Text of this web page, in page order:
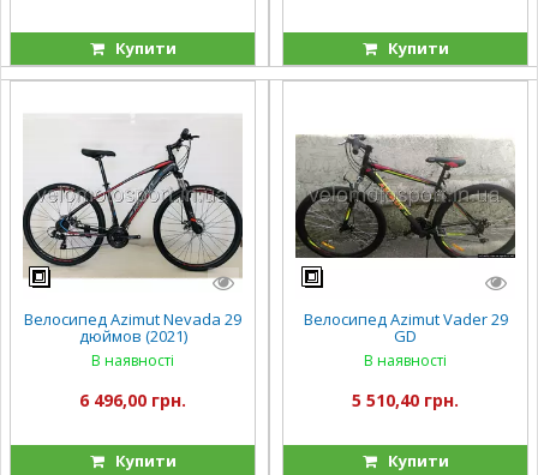
Купити Купити
Велосипед Azimut Nevada 29
дюймов (2021)
В наявності
6 496,00 грн.
Купити
Велосипед Azimut Vader 29
GD
В наявності
5 510,40 грн.
Купити